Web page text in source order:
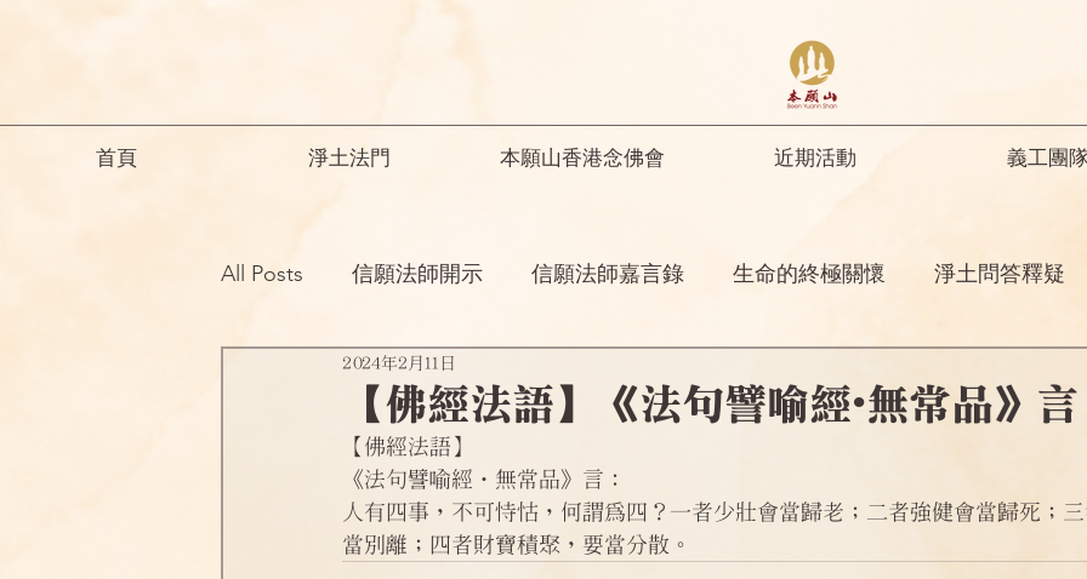
首頁 淨土法門 本願山香港念佛會 近期活動 義工團
All Posts 信願法師開示 信願法師嘉言錄 生命的終極關懷 淨土問答釋疑
祖師開示 諸師勸勉助念開示
念佛之勝妙 一般故事 菩薩開示
淨土偈頌法語 四十八願問答 法訊活動 每天一句正能量
【佛經法語】《法句譬喻經•無常品》
2024年2月11日
【佛經法語】
《法句譬喻經•無常品》言：
人有四事，不可恃怙，何謂為四？一者少壯會當歸老；二者強健會當歸死；
當別離；四者財寶積聚，要當分散。